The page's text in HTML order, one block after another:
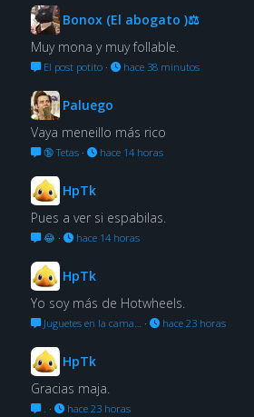
Bonox (El abogato )⚖
Muy mona y muy follable.
El post potito· hace 38 minutos
Paluego
Vaya meneillo más rico
🔞 Tetas· hace 14 horas
HpTk
Pues a ver si espabilas.
😂· hace 14 horas
HpTk
Yo soy más de Hotwheels.
Juguetes en la cama… · hace 23 horas
HpTk
Gracias maja.
. · hace 23 horas